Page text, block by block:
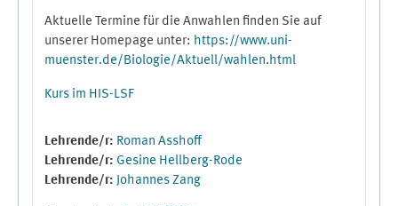
Aktuelle Termine für die Anwahlen finden Sie auf
unserer Homepage unter: https://www.uni-
muenster.de/Biologie/Aktuell/wahlen.html
Kurs im HIS-LSF
Lehrende/r: Roman Asshoff
Lehrende/r: Gesine Hellberg-Rode
Lehrende/r: Johannes Zang